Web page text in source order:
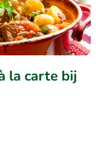
la carte bij